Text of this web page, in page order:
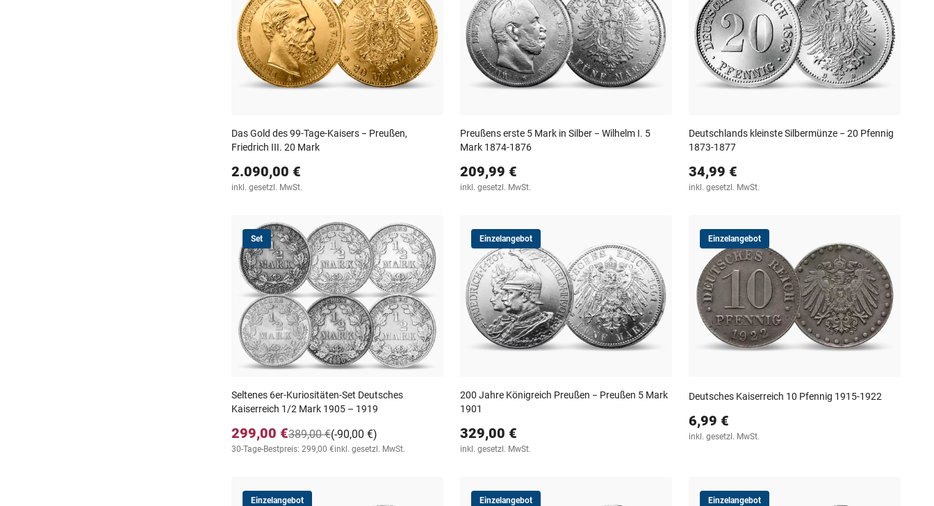
Das Gold des 99-Tage-Kaisers − Preußen,
Friedrich III. 20 Mark
2.090,00 €
inkl. gesetzl. MwSt.
Preußens erste 5 Mark in Silber − Wilhelm I. 5
Mark 1874-1876
209,99 €
inkl. gesetzl. MwSt.
Deutschlands kleinste Silbermünze − 20 Pfennig
1873-1877
34,99 €
inkl. gesetzl. MwSt.
Set
Seltenes 6er-Kuriositäten-Set Deutsches
Kaiserreich 1/2 Mark 1905 – 1919
299,00 € (-90,00 €)
389,00 €
30-Tage-Bestpreis: 299,00 €inkl. gesetzl. MwSt.
Einzelangebot
200 Jahre Königreich Preußen − Preußen 5 Mark
1901
329,00 €
inkl. gesetzl. MwSt.
Einzelangebot
Deutsches Kaiserreich 10 Pfennig 1915-1922
6,99 €
inkl. gesetzl. MwSt.
Einzelangebot Einzelangebot Einzelangebot